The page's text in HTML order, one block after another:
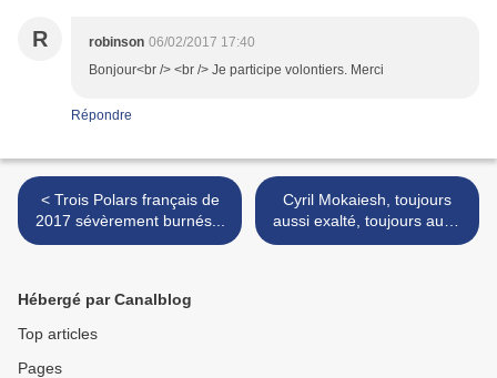
R robinson 06/02/2017 17:40
Bonjour<br /> <br /> Je participe volontiers. Merci
Répondre
< Trois Polars français de
2017 sévèrement burnés...
Cyril Mokaiesh, toujours
aussi exalté, toujours aussi
puissant >
Hébergé par Canalblog
Top articles
Pages